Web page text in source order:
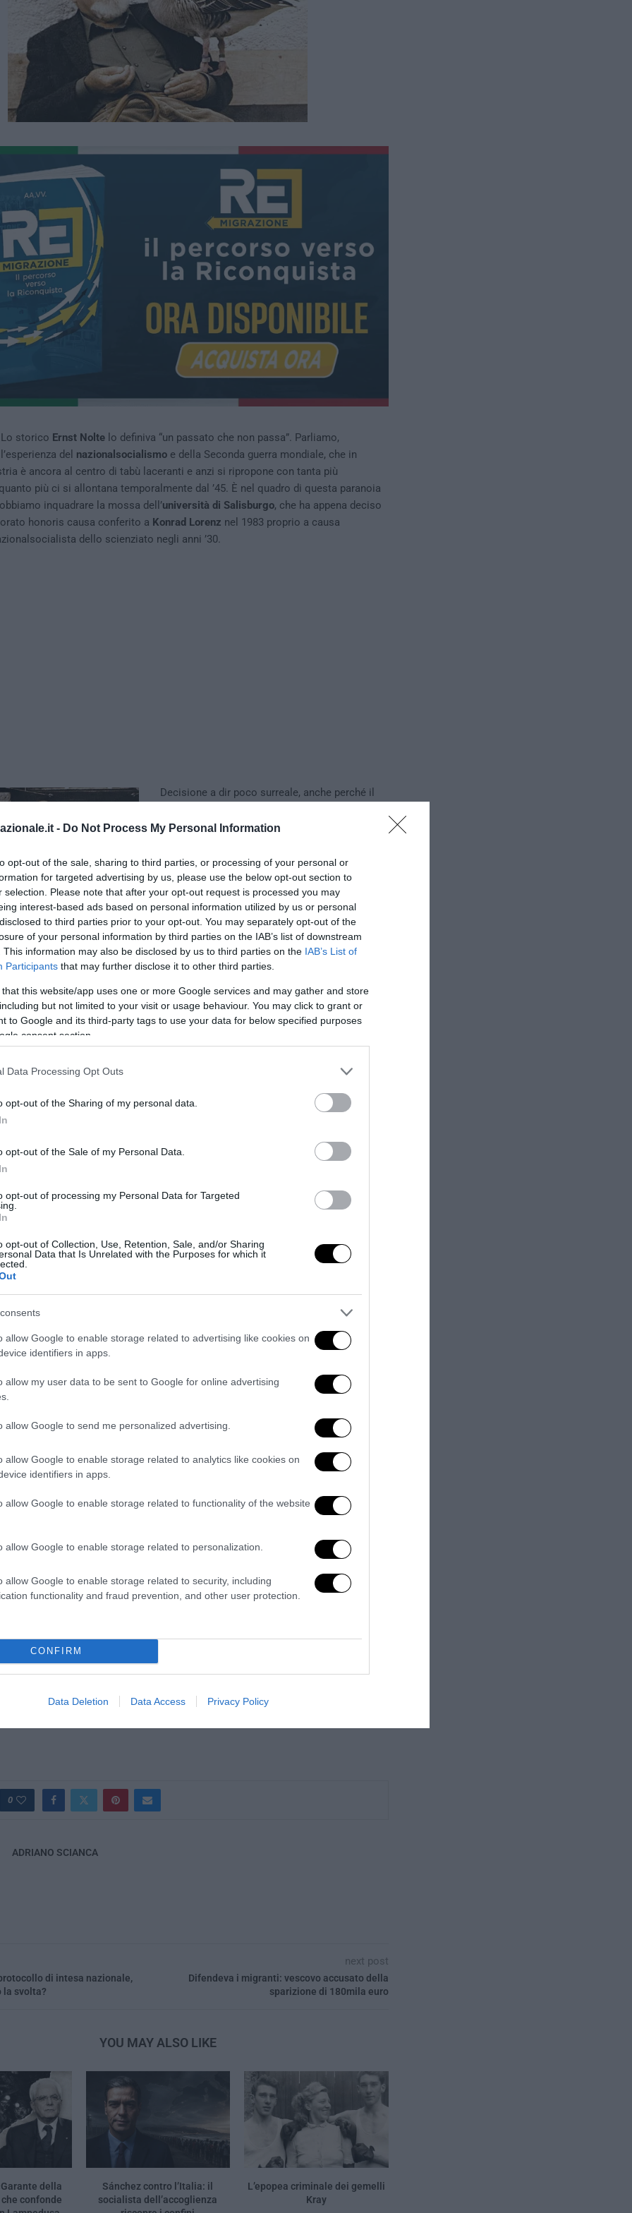
- Do Not Process My Personal Information
opt-out of the sale, sharing to third parties, or processing of your personal or
for targeted advertising by us, please use the below opt-out section to
selection. Please note that after your opt-out request is processed you may
interest-based ads based on personal information utilized by us or personal
to third parties prior to your opt-out. You may separately opt-out of the
of your personal information by third parties on the IAB’s list of downstream
This information may also be disclosed by us to third parties on the IAB’s List of
Participants that may further disclose it to other third parties.
that this website/app uses one or more Google services and may gather and store
but not limited to your visit or usage behaviour. You may click to grant or
to Google and its third-party tags to use your data for below specified purposes
consent section.
Data Processing Opt Outs
opt-out of the Sharing of my personal data.
opt-out of the Sale of my Personal Data.
opt-out of processing my Personal Data for Targeted
opt-out of Collection, Use, Retention, Sale, and/or Sharing
Data that Is Unrelated with the Purposes for which it
allow Google to enable storage related to advertising like cookies on
identifiers in apps.
allow my user data to be sent to Google for online advertising
allow Google to send me personalized advertising.
allow Google to enable storage related to analytics like cookies on
identifiers in apps.
allow Google to enable storage related to functionality of the website
allow Google to enable storage related to personalization.
allow Google to enable storage related to security, including
functionality and fraud prevention, and other user protection.
CONFIRM
Data Deletion Data Access Privacy Policy
storico Ernst Noltelo definiva “un passato che non passa”. Parliamo,
del nazionalsocialismoe della Seconda guerra mondiale, che in
è ancora al centro di tabù laceranti e anzi si ripropone con tanta più
più ci si allontana temporalmente dal ’45. È nel quadro di questa paranoia
inquadrare la mossa dell’università di Salisburgo, che ha appena deciso
honoris causa conferito a Konrad Lorenz nel 1983 proprio a causa
dello scienziato negli anni ’30.
Decisione a dir poco surreale, anche perché il
vintoil premio Nobelper la medicina nel 1973
ideologiche, mentre nel 2015 scopriamo che egli
non è più degno del ben più modesto dottorato
onorario dell’ateneo salisburghese. La decisione
delle autorità accademiche austriache va vista
nell’ambito di una più ampia ricerca volta a
riesaminare tutte le personalità premiate nel
per accertarsi, anche con decenni di ritardo, della correttezza ideologica della
di aver messo“tutta la sua vita scientifica al servizio del pensiero
Ma è la scoperta dell’acqua calda: come milioni di suoi compatrioti,
intellettuali democratici del dopoguerra come
Günter Grass,
Lorenz aderì alle
sapeva da tempo, quindi, che dopo l’Anschluss egli avesse prese la tessera del
corrente anche in America e nell’Urss, per tacere delle democrazie
nell’esercito tedesco come medico, nella primavera del 1942 fu spedito al
vicino Vicebsk (nell’ambito dell’Operazione Barbarossa), e due mesi dopo fu fatto
Storia comune a milioni di tedeschi. E, soprattutto, storia che non
il valore scientifico dell’opera di Lorenz.
ha “fatto paura” a molti democratici anche ben dopo il ’45 e per motivi che
che fare con il nazismo. I suoi studi sulla prevalenza dell’
aggressività,
hanno suscitato aspre polemiche, proprio per la loro capacità di
molti dogmi egualitari: dalla pretesa bontà naturale dell’uomo alla sua
culturale. Non c’era bisogno, insomma, di qualche frase decontestualizzata
studiato e parlato con la propria testa, senza accodarsi alle mode
E forse la colpa che gli si vuol far scontare oggi è proprio questa.
0
ADRIANO SCIANCA
di intesa nazionale,
la svolta?
next post
Difendeva i migranti: vescovo accusato della
sparizione di 180mila euro
YOU MAY ALSO LIKE
della
confonde
Sánchez contro l’Italia: il
socialista dell’accoglienza
L’epopea criminale dei gemelli
Kray